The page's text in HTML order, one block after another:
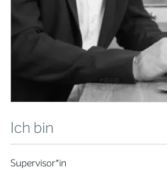
Ich bin
Supervisor*in